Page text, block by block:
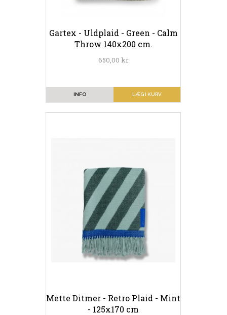
Gartex - Uldplaid - Green - Calm
Throw 140x200 cm.
650,00 kr
LÆG I KURV
INFO
Mette Ditmer - Retro Plaid - Mint
- 125x170 cm